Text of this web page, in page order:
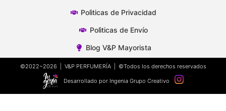
Polìticas de Privacidad
Polìticas de Envío
Blog V&P Mayorista
©2022~2026 | V&P PERFUMERÍA | ©Todos los derechos reservados
Desarrollado por Ingenia Grupo Creativo